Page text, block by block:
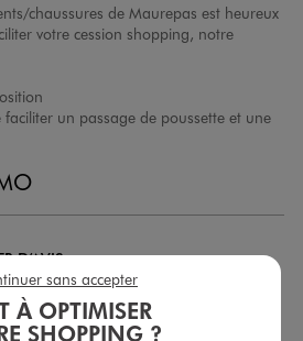
chaussures de Maurepas est heureux
votre cession shopping, notre
un passage de poussette et une
D’AVIS
et vous proposons un avoir ou un
tout article non porté, non retouché,
simple présentation du ticket de caisse,
À OPTIMISER
SHOPPING ?
sans accepter